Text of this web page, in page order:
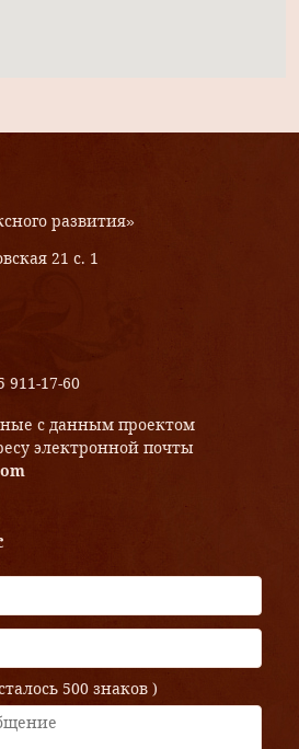
развития»
21 с. 1
911-17-60
с данным проектом
электронной почты
500 знаков )